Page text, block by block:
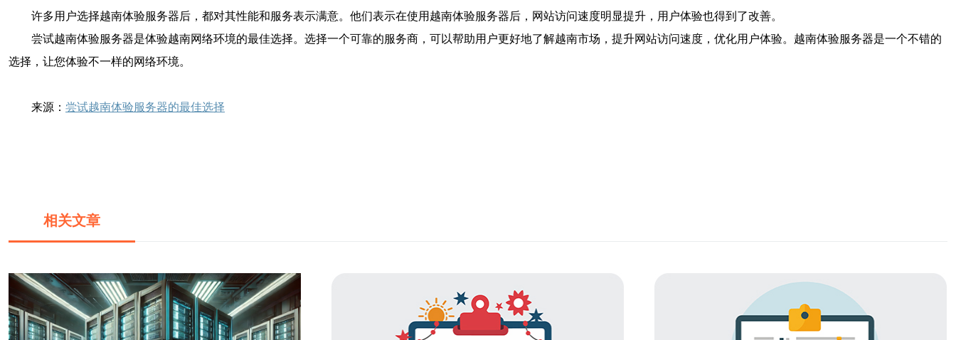
许多用户选择越南体验服务器后，都对其性能和服务表示满意。他们表示在使用越南体验服务器后，网站访问速度明显提升，用户体验也得到了改善。
尝试越南体验服务器是体验越南网络环境的最佳选择。选择一个可靠的服务商，可以帮助用户更好地了解越南市场，提升网站访问速度，优化用户体验。越南体验服务器是一个不错的
选择，让您体验不一样的网络环境。
来源： 尝试越南体验服务器的最佳选择
相关文章